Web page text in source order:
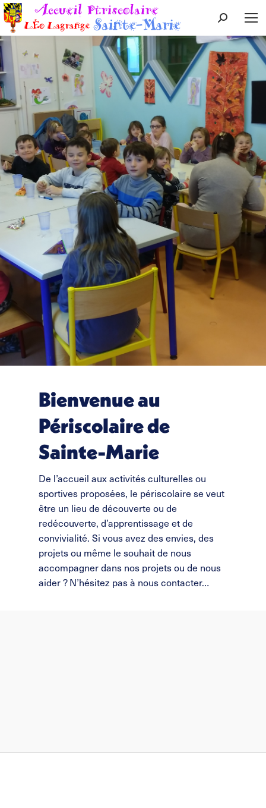
Recherche
:
Bienvenue au
Périscolaire de
Sainte-Marie
De l’accueil aux activités culturelles ou
sportives proposées, le périscolaire se veut
être un lieu de découverte ou de
redécouverte, d’apprentissage et de
convivialité. Si vous avez des envies, des
projets ou même le souhait de nous
accompagner dans nos projets ou de nous
aider ? N’hésitez pas à nous contacter…